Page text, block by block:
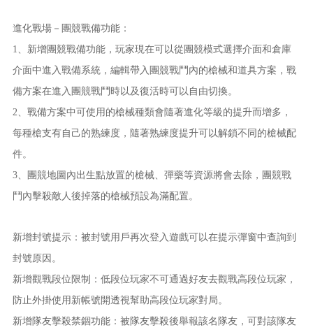
進化戰場－團競戰備功能：
1、新增團競戰備功能，玩家現在可以從團競模式選擇介面和倉庫
介面中進入戰備系統，編輯帶入團競戰鬥內的槍械和道具方案，戰
備方案在進入團競戰鬥時以及復活時可以自由切換。
2、戰備方案中可使用的槍械種類會隨著進化等級的提升而增多，
每種槍支有自己的熟練度，隨著熟練度提升可以解鎖不同的槍械配
件。
3、團競地圖內出生點放置的槍械、彈藥等資源將會去除，團競戰
鬥內擊殺敵人後掉落的槍械預設為滿配置。
新增封號提示：被封號用戶再次登入遊戲可以在提示彈窗中查詢到
封號原因。
新增觀戰段位限制：低段位玩家不可通過好友去觀戰高段位玩家，
防止外掛使用新帳號開透視幫助高段位玩家對局。
新增隊友擊殺禁錮功能：被隊友擊殺後舉報該名隊友，可對該隊友